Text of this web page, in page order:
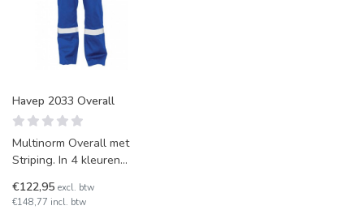
Havep 2033 Overall
Multinorm Overall met
Striping. In 4 kleuren
€122,95 excl. btw
€148,77 incl. btw